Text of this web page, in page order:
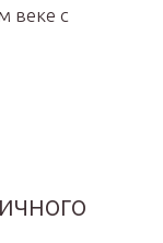
веке с